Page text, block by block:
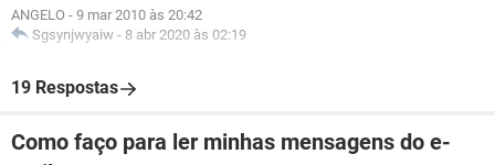
ANGELO - 9 mar 2010 às 20:42
Sgsynjwyaiw - 8 abr 2020 às 02:19
19 Respostas
Como faço para ler minhas mensagens do e-